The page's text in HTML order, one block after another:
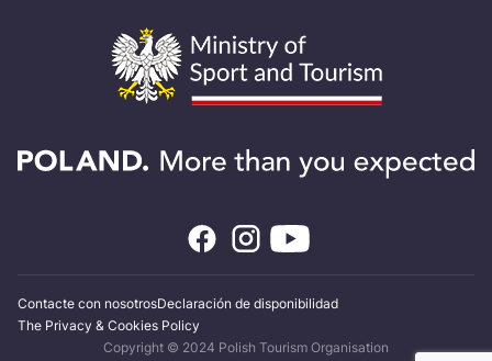
Contacte con nosotrosDeclaración de disponibilidad
The Privacy & Cookies Policy
Copyright © 2024 Polish Tourism Organisation